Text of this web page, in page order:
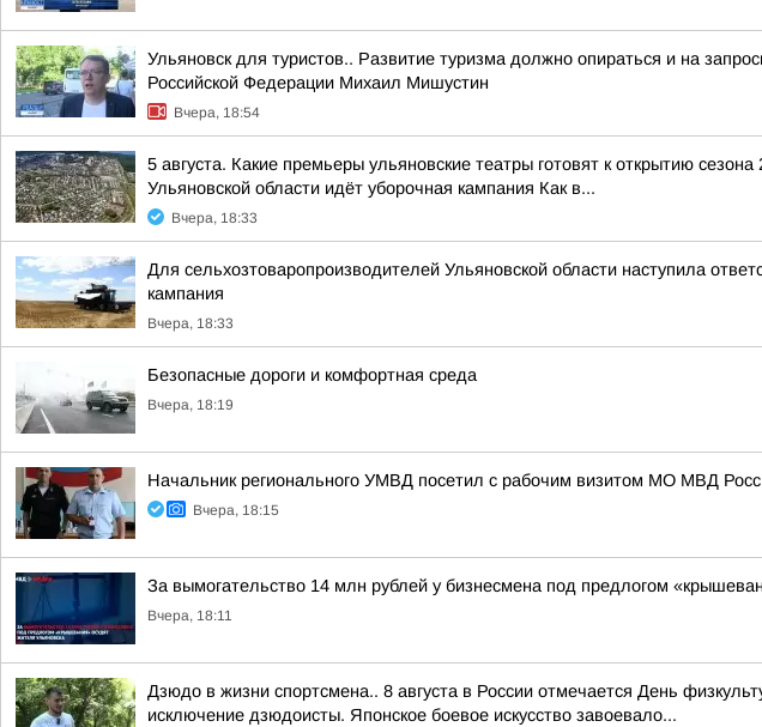
Ульяновск для туристов.. Развитие туризма должно опираться и на
Российской Федерации Михаил Мишустин
Вчера, 18:54
5 августа. Какие премьеры ульяновские театры готовят к открытию
Ульяновской области идёт уборочная кампания Как в...
Вчера, 18:33
Для сельхозтоваропроизводителей Ульяновской области наступила
кампания
Вчера, 18:33
Безопасные дороги и комфортная среда
Вчера, 18:19
Начальник регионального УМВД посетил с рабочим визитом МО МВД
Вчера, 18:15
За вымогательство 14 млн рублей у бизнесмена под предлогом
Вчера, 18:11
Дзюдо в жизни спортсмена.. 8 августа в России отмечается День
исключение дзюдоисты. Японское боевое искусство завоевало...